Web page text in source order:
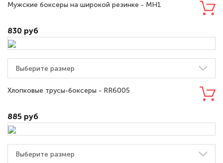
Мужские боксеры на широкой резинке - MH1
830 руб
Хлопковые трусы-боксеры - RR6005
885 руб